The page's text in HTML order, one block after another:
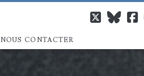
NOUS CONTACTER
twitter